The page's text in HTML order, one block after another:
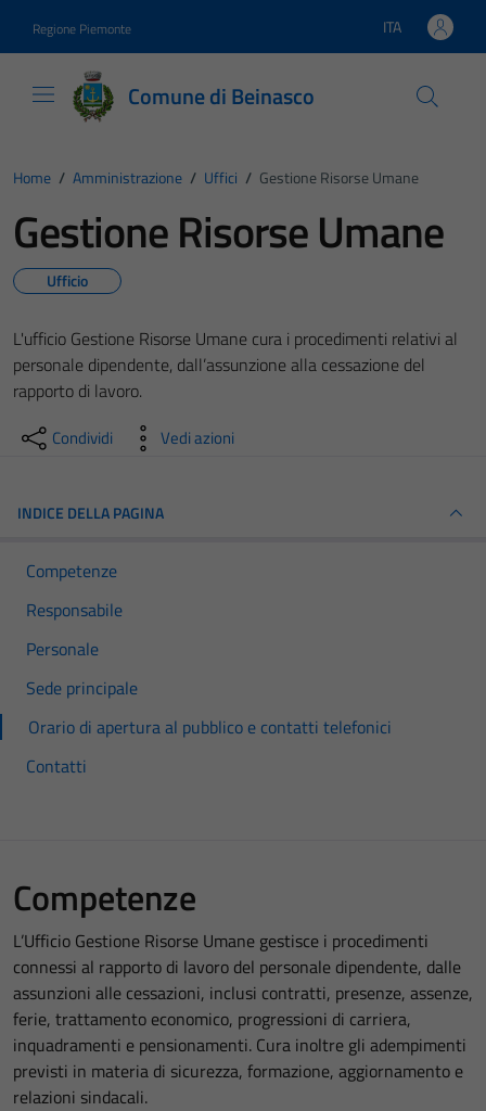
Regione Piemonte Lingua attiva:
ITA
Comune di Beinasco
Home / Amministrazione / Uffici / Gestione Risorse Umane
Gestione Risorse Umane
Ufficio
L'ufficio Gestione Risorse Umane cura i procedimenti relativi al
personale dipendente, dall’assunzione alla cessazione del
rapporto di lavoro.
Condividi Vedi azioni
INDICE DELLA PAGINA
Competenze
Responsabile
Personale
Sede principale
Orario di apertura al pubblico e contatti telefonici
Contatti
Competenze
L’Ufficio Gestione Risorse Umane gestisce i procedimenti
connessi al rapporto di lavoro del personale dipendente, dalle
assunzioni alle cessazioni, inclusi contratti, presenze, assenze,
ferie, trattamento economico, progressioni di carriera,
inquadramenti e pensionamenti. Cura inoltre gli adempimenti
previsti in materia di sicurezza, formazione, aggiornamento e
relazioni sindacali.